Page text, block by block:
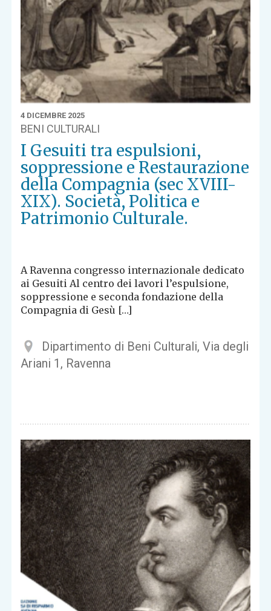
4 DICEMBRE 2025
BENI CULTURALI
I Gesuiti tra espulsioni,
soppressione e Restaurazione
della Compagnia (sec XVIII-
XIX). Società, Politica e
Patrimonio Culturale.
A Ravenna congresso internazionale dedicato
ai Gesuiti Al centro dei lavori l’espulsione,
soppressione e seconda fondazione della
Compagnia di Gesù […]
Dipartimento di Beni Culturali, Via degli
Ariani 1, Ravenna